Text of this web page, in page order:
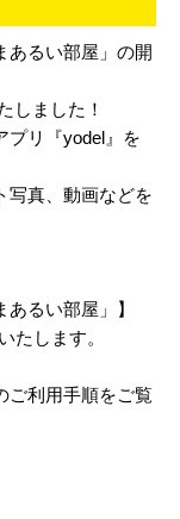
あるい部屋」の開
しました！
プリ『yodel』を
写真、動画などを
るい部屋」】
たします。
ご利用手順をご覧